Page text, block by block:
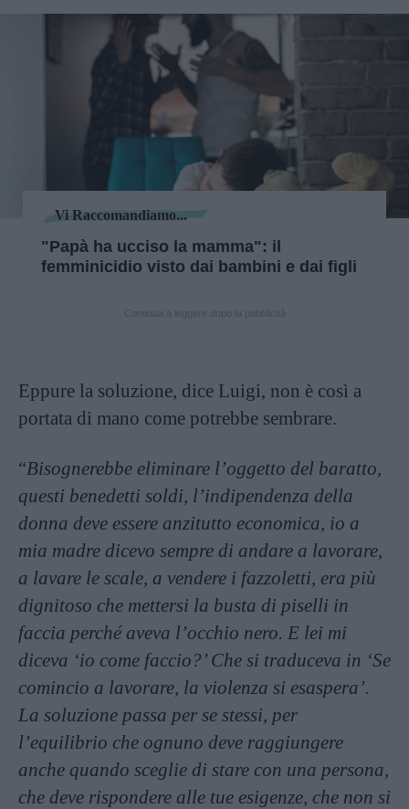
Vi Raccomandiamo...
"Papà ha ucciso la mamma": il
femminicidio visto dai bambini e dai figli
Eppure la soluzione, dice Luigi, non è così a
portata di mano come potrebbe sembrare.
“Bisognerebbe eliminare l’oggetto del baratto,
questi benedetti soldi, l’indipendenza della
donna deve essere anzitutto economica, io a
mia madre dicevo sempre di andare a lavorare,
a lavare le scale, a vendere i fazzoletti, era più
dignitoso che mettersi la busta di piselli in
faccia perché aveva l’occhio nero. E lei mi
diceva ‘io come faccio?’ Che si traduceva in ‘Se
comincio a lavorare, la violenza si esaspera’.
La soluzione passa per se stessi, per
l’equilibrio che ognuno deve raggiungere
anche quando sceglie di stare con una persona,
che deve rispondere alle tue esigenze, che non si